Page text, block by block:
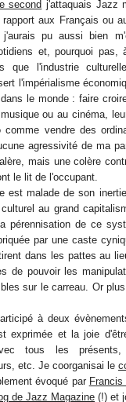
second j'attaquais Jazz
aux Français ou
pu aussi bien
et, pourquoi
que l'industrie
l'impérialisme
le monde : faire
ou au cinéma,
vendre des
agressivité de ma
mais une colère
le lit de l'occupant.
est malade de son
au grand
pérennisation de ce
par une caste
dans les pattes au
de pouvoir les
sur le carreau. Or
à deux
exprimée et la joie
tous les présents,
etc. Je coorganisai le
évoqué par
de Jazz Magazine (!) et